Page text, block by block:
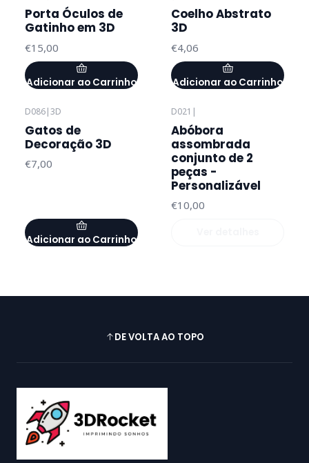
Porta Óculos de
Gatinho em 3D
€15,00
Adicionar ao Carrinho
Coelho Abstrato
3D
€4,06
Adicionar ao Carrinho
D086|3D
Gatos de
Decoração 3D
€7,00
Adicionar ao Carrinho
Esgotado
D021 |
Abóbora
assombrada
conjunto de 2
peças -
Personalizável
€10,00
DE VOLTA AO TOPO